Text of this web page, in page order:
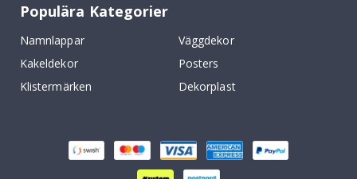
Populära Kategorier
Namnlappar
Väggdekor
Kakeldekor
Posters
Klistermärken
Dekorplast